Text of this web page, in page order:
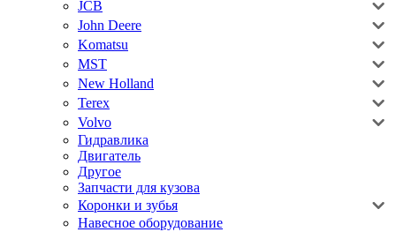
JCB
John Deere
Komatsu
MST
New Holland
Terex
Volvo
Гидравлика
Двигатель
Другое
Запчасти для кузова
Коронки и зубья
Навесное оборудование